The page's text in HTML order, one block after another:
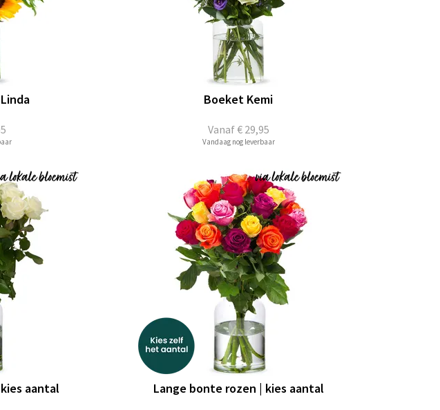
Vanaf€ 29,95
Boeket Kemi
Vandaag nog leverbaar
aantal Lange bonte rozen | kies aantal